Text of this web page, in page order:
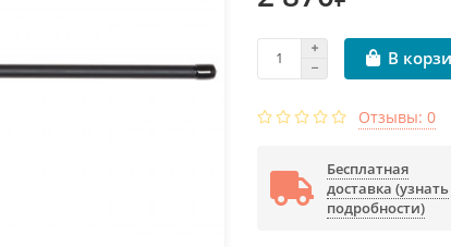
В
Отзывы: 0
Бесплатная
доставка (узнать
подробности)